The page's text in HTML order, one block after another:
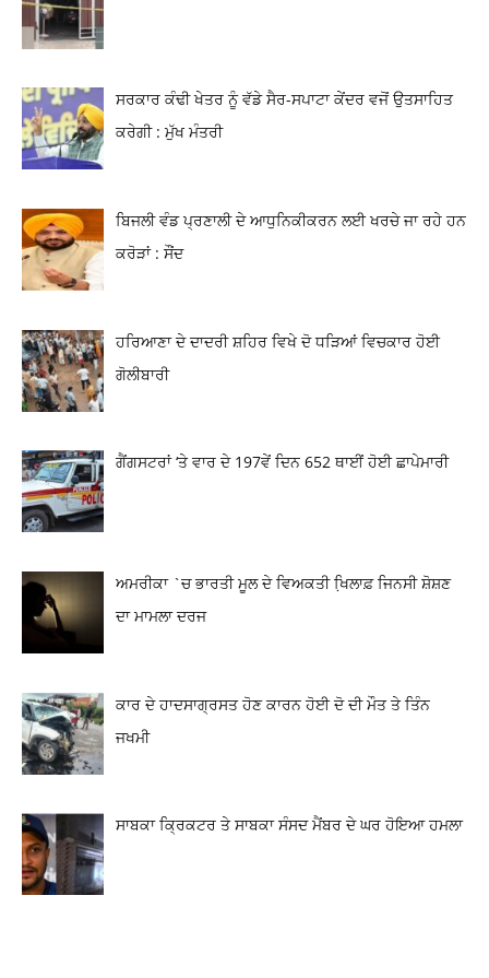
ਸਰਕਾਰ ਕੰਢੀ ਖੇਤਰ ਨੂੰ ਵੱਡੇ ਸੈਰ-ਸਪਾਟਾ ਕੇਂਦਰ ਵਜੋਂ ਉਤਸਾਹਿਤ
ਕਰੇਗੀ : ਮੁੱਖ ਮੰਤਰੀ
ਬਿਜਲੀ ਵੰਡ ਪ੍ਰਣਾਲੀ ਦੇ ਆਧੁਨਿਕੀਕਰਨ ਲਈ ਖਰਚੇ ਜਾ ਰਹੇ ਹਨ
ਕਰੋੜਾਂ : ਸੌਂਦ
ਹਰਿਆਣਾ ਦੇ ਦਾਦਰੀ ਸ਼ਹਿਰ ਵਿਖੇ ਦੋ ਧੜਿਆਂ ਵਿਚਕਾਰ ਹੋਈ
ਗੋਲੀਬਾਰੀ
ਗੈਂਗਸਟਰਾਂ ‘ਤੇ ਵਾਰ ਦੇ 197ਵੇਂ ਦਿਨ 652 ਥਾਈਂ ਹੋਈ ਛਾਪੇਮਾਰੀ
ਅਮਰੀਕਾ `ਚ ਭਾਰਤੀ ਮੂਲ ਦੇ ਵਿਅਕਤੀ ਖਿ਼ਲਾਫ਼ ਜਿਨਸੀ ਸ਼ੋਸ਼ਣ
ਦਾ ਮਾਮਲਾ ਦਰਜ
ਕਾਰ ਦੇ ਹਾਦਸਾਗ੍ਰਸਤ ਹੋਣ ਕਾਰਨ ਹੋਈ ਦੋ ਦੀ ਮੌਤ ਤੇ ਤਿੰਨ
ਜਖਮੀ
ਸਾਬਕਾ ਕ੍ਰਿਕਟਰ ਤੇ ਸਾਬਕਾ ਸੰਸਦ ਮੈਂਬਰ ਦੇ ਘਰ ਹੋਇਆ ਹਮਲਾ